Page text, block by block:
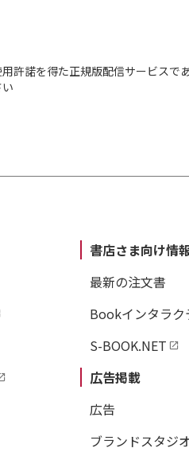
諾を得た正規版配信サービスで
書店さま向け情
最新の注文書
Bookインタラク
S-BOOK.NET
広告掲載
広告
ブランドスタジ